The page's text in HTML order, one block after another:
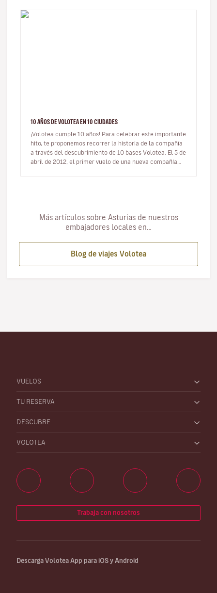
10 AÑOS DE VOLOTEA EN 10 CIUDADES
¡Volotea cumple 10 años! Para celebrar este importante
hito, te proponemos recorrer la historia de la compañía
a través del descubrimiento de 10 bases Volotea. El 5 de
abril de 2012, el primer vuelo de una nueva compañía
Más artículos sobre Asturias de nuestros
embajadores locales en…
Blog de viajes Volotea
VUELOS
TU RESERVA
DESCUBRE
VOLOTEA
Trabaja con nosotros
Descarga Volotea App para iOS y Android